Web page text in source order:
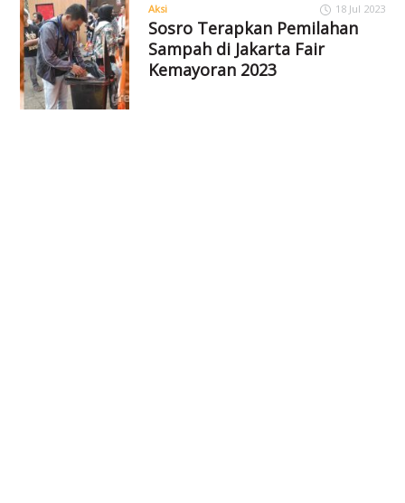
Aksi 18 Jul 2023
Sosro Terapkan Pemilahan
Sampah di Jakarta Fair
Kemayoran 2023